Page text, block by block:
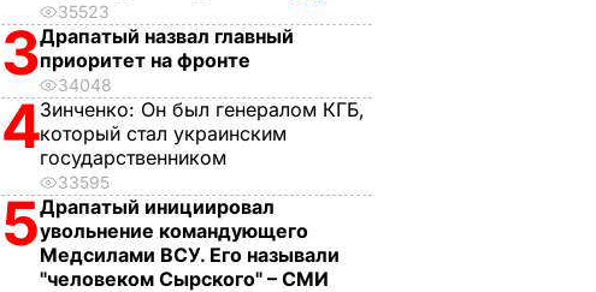
35523
3Драпатый назвал главный
приоритет на фронте
34048
4Зинченко: Он был генералом КГБ,
который стал украинским
государственником
33595
5Драпатый инициировал
увольнение командующего
Медсилами ВСУ. Его называли
"человеком Сырского" – СМИ